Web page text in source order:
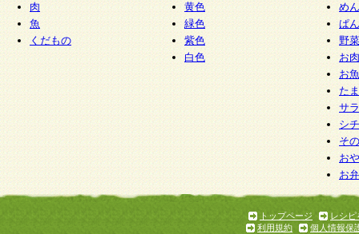
肉
魚
くだもの
黄色
緑色
紫色
白色
めん
ぱん
野
お
お
た
サ
シ
そ
お
お
トップページ
レシピ
利用規約
個人情報保